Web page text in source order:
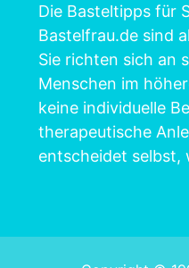
Die Basteltipps für
Bastelfrau.de sind
Sie richten sich an
Menschen im
keine individuelle
therapeutische
entscheidet selbst,